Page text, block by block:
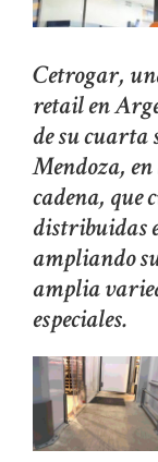
Cetrogar,
retail en
de su cuarta
Mendoza,
cadena, que
distribuidas
ampliando
amplia
especiales.